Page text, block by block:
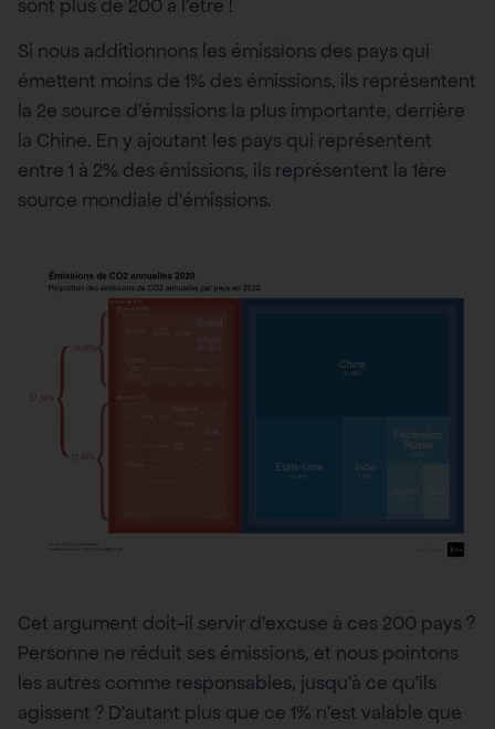
sont plus de 200 à l’être !
Si nous additionnons les émissions des pays qui
émettent moins de 1% des émissions, ils représentent
la 2e source d’émissions la plus importante, derrière
la Chine. En y ajoutant les pays qui représentent
entre 1 à 2% des émissions, ils représentent la 1ère
source mondiale d’émissions.
Cet argument doit-il servir d’excuse à ces 200 pays ?
Personne ne réduit ses émissions, et nous pointons
les autres comme responsables, jusqu’à ce qu’ils
agissent ? D’autant plus que ce 1% n’est valable que